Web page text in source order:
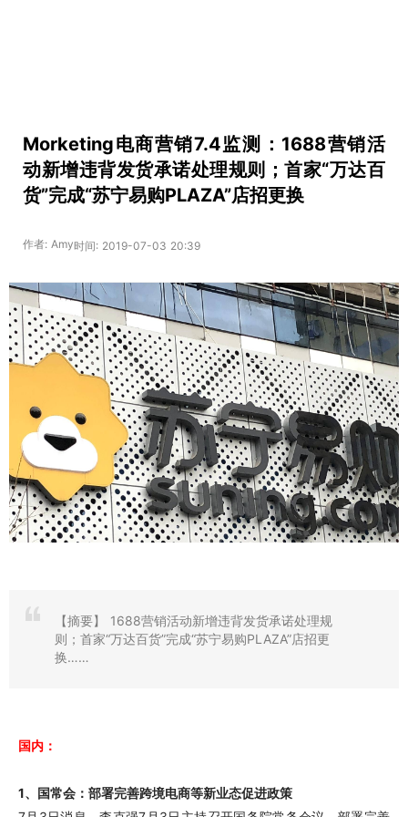
Morketing电商营销7.4监测：1688营销活
动新增违背发货承诺处理规则；首家“万达百
货”完成“苏宁易购PLAZA”店招更换
作者: Amy时间: 2019-07-03 20:39
【摘要】
1688营销活动新增违背发货承诺处理规
则；首家“万达百货”完成“苏宁易购PLAZA”店招更
换……
国内：
1、国常会：部署完善跨境电商等新业态促进政策